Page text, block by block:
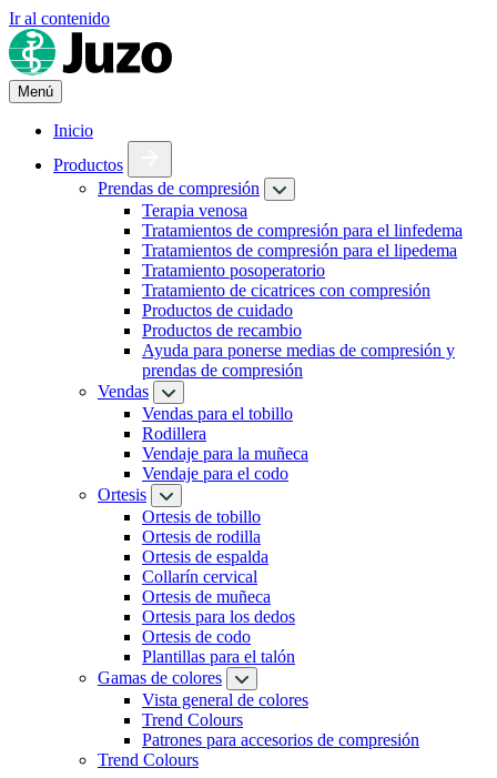
Ir al contenido
Menú
Inicio
Productos
Prendas de compresión
Terapia venosa
Tratamientos de compresión para el linfedema
Tratamientos de compresión para el lipedema
Tratamiento posoperatorio
Tratamiento de cicatrices con compresión
Productos de cuidado
Productos de recambio
Ayuda para ponerse medias de compresión y
prendas de compresión
Vendas
Vendas para el tobillo
Rodillera
Vendaje para la muñeca
Vendaje para el codo
Ortesis
Ortesis de tobillo
Ortesis de rodilla
Ortesis de espalda
Collarín cervical
Ortesis de muñeca
Ortesis para los dedos
Ortesis de codo
Plantillas para el talón
Gamas de colores
Vista general de colores
Trend Colours
Patrones para accesorios de compresión
Trend Colours